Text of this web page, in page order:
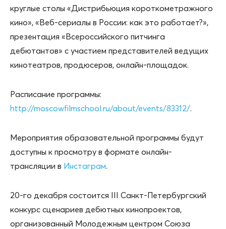
круглые столы «Дистрибьюция короткометражного
кино», «Веб-сериалы в России: как это работает?»,
презентация «Всероссийского питчинга
дебютантов» с участием представителей ведущих
кинотеатров, продюсеров, онлайн-площадок.
Расписание программы:
http://moscowfilmschool.ru/about/events/83312/.
Мероприятия образовательной программы будут
доступны к просмотру в формате онлайн-
трансляции в Инстаграм.
20-го декабря состоится III Санкт-Петербургский
конкурс сценариев дебютных кинопроектов,
организованный Молодежным центром Союза